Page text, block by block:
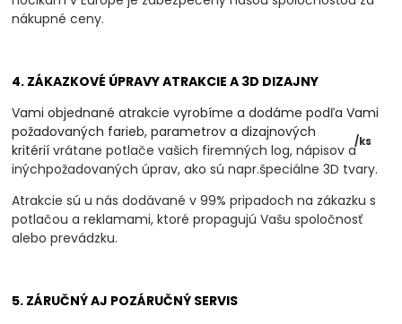
/ks
nákupné ceny.
4. ZÁKAZKOVÉ ÚPRAVY ATRAKCIE A 3D DIZAJNY
Vami objednané atrakcie vyrobíme a dodáme podľa Vami
požadovaných farieb, parametrov a dizajnových
kritérií vrátane potlače vašich firemných log, nápisov a
inýchpožadovaných úprav, ako sú napr.špeciálne 3D tvary.
Atrakcie sú u nás dodávané v 99% pripadoch na zákazku s
potlačou a reklamami, ktoré propagujú Vašu spoločnosť
alebo prevádzku.
5. ZÁRUČNÝ AJ POZÁRUČNÝ SERVIS